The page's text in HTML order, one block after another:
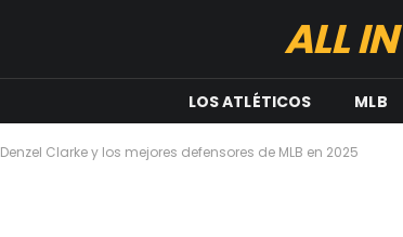
ALL IN
LOS ATLÉTICOS MLB
Denzel Clarke y los mejores defensores de MLB en 2025